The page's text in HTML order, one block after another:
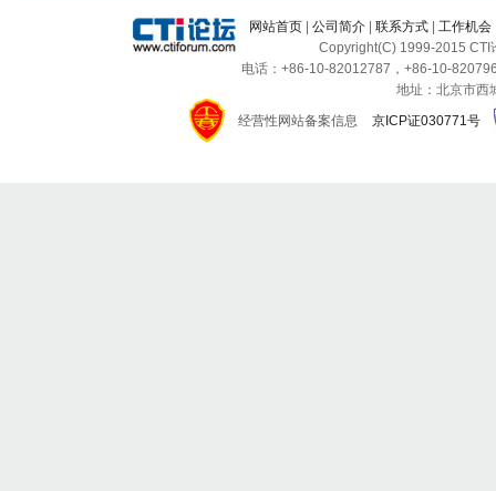
网站首页 公司简介 联系方式 工作机会
Copyright(C) 1999-2015 CTI
电话：+86-10-82012787，+86-10-
地址：北京市西
经营性网站备案信息
京ICP证030771号